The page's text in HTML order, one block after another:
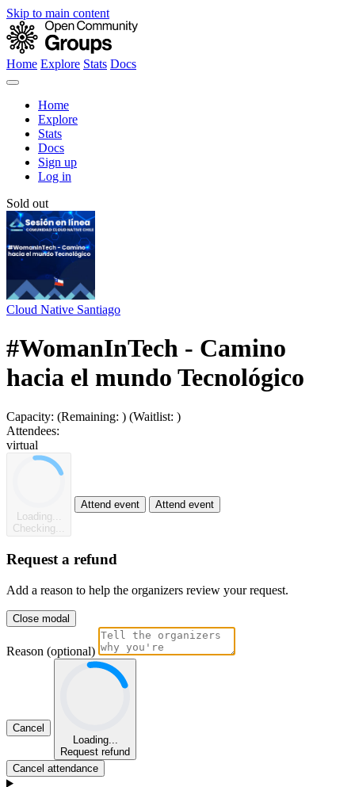
Skip to main content
Home Explore Stats Docs
Home
Explore
Stats
Docs
Sign up
Log in
Sold out
Cloud Native Santiago
#WomanInTech - Camino
hacia el mundo Tecnológico
Capacity: (Remaining: ) (Waitlist: )
Attendees:
virtual
Loading...
Checking...
Attend event Attend event
Request a refund
Add a reason to help the organizers review your request.
Close modal
Reason (optional)
Cancel
Loading...
Request refund
Cancel attendance